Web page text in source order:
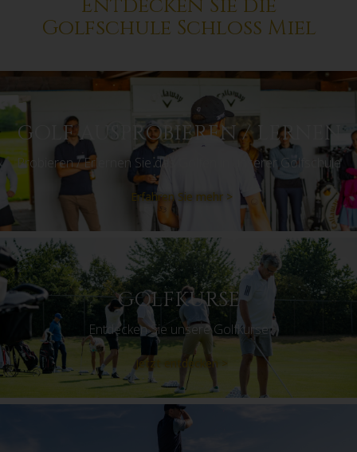
Entdecken Sie die
Golfschule Schloss Miel
GOLF AUSPROBIEREN / LERNEN
Probieren / Erlernen Sie das Golfen in unserer Golfschule
Erfahren Sie mehr >
GOLFKURSE
Entdecken Sie unsere Golfkurse
Jetzt entdecken >